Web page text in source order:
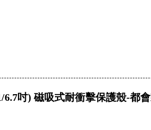
吋) 磁吸式耐衝擊保護殼-都